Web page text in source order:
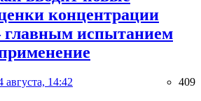
концентрации
испытанием
августа, 14:42 409